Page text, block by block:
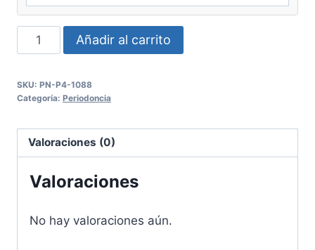
Tijera
iris
Recta
cantidad
Añadir al carrito
SKU: PN-P4-1088
Categoría: Periodoncia
Valoraciones (0)
Valoraciones
No hay valoraciones aún.